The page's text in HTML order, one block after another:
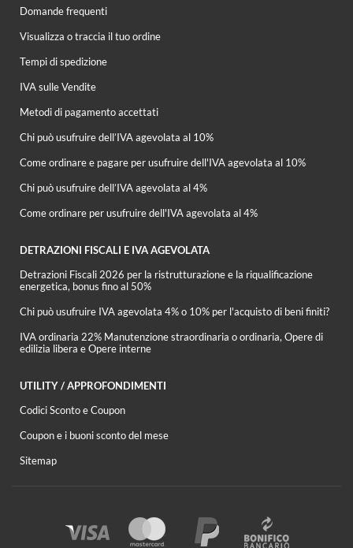
Domande frequenti
Visualizza o traccia il tuo ordine
Tempi di spedizione
IVA sulle Vendite
Metodi di pagamento accettati
Chi può usufruire dell’IVA agevolata al 10%
Come ordinare e pagare per usufruire dell'IVA agevolata al 10%
Chi può usufruire dell’IVA agevolata al 4%
Come ordinare per usufruire dell'IVA agevolata al 4%
DETRAZIONI FISCALI E IVA AGEVOLATA
Detrazioni Fiscali 2026 per la ristrutturazione e la riqualificazione
energetica, bonus fino al 50%
Chi può usufruire IVA agevolata 4% o 10% per l'acquisto di beni finiti?
IVA ordinaria 22% Manutenzione straordinaria o ordinaria, Opere di
edilizia libera e Opere interne
UTILITY / APPROFONDIMENTI
Codici Sconto e Coupon
Coupon e i buoni sconto del mese
Sitemap